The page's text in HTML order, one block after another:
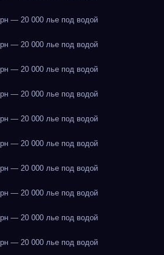
— 20 000 лье под водой
— 20 000 лье под водой
— 20 000 лье под водой
— 20 000 лье под водой
— 20 000 лье под водой
— 20 000 лье под водой
— 20 000 лье под водой
— 20 000 лье под водой
— 20 000 лье под водой
— 20 000 лье под водой